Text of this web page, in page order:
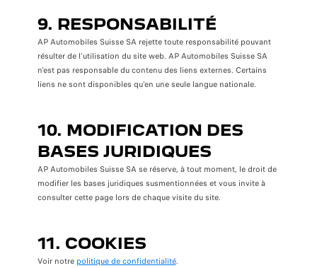
9. RESPONSABILITÉ
AP Automobiles Suisse SA rejette toute responsabilité pouvant
résulter de l'utilisation du site web. AP Automobiles Suisse SA
n'est pas responsable du contenu des liens externes. Certains
liens ne sont disponibles qu'en une seule langue nationale.
10. MODIFICATION DES
BASES JURIDIQUES
AP Automobiles Suisse SA se réserve, à tout moment, le droit de
modifier les bases juridiques susmentionnées et vous invite à
consulter cette page lors de chaque visite du site.
11. COOKIES
Voir notre politique de confidentialité.